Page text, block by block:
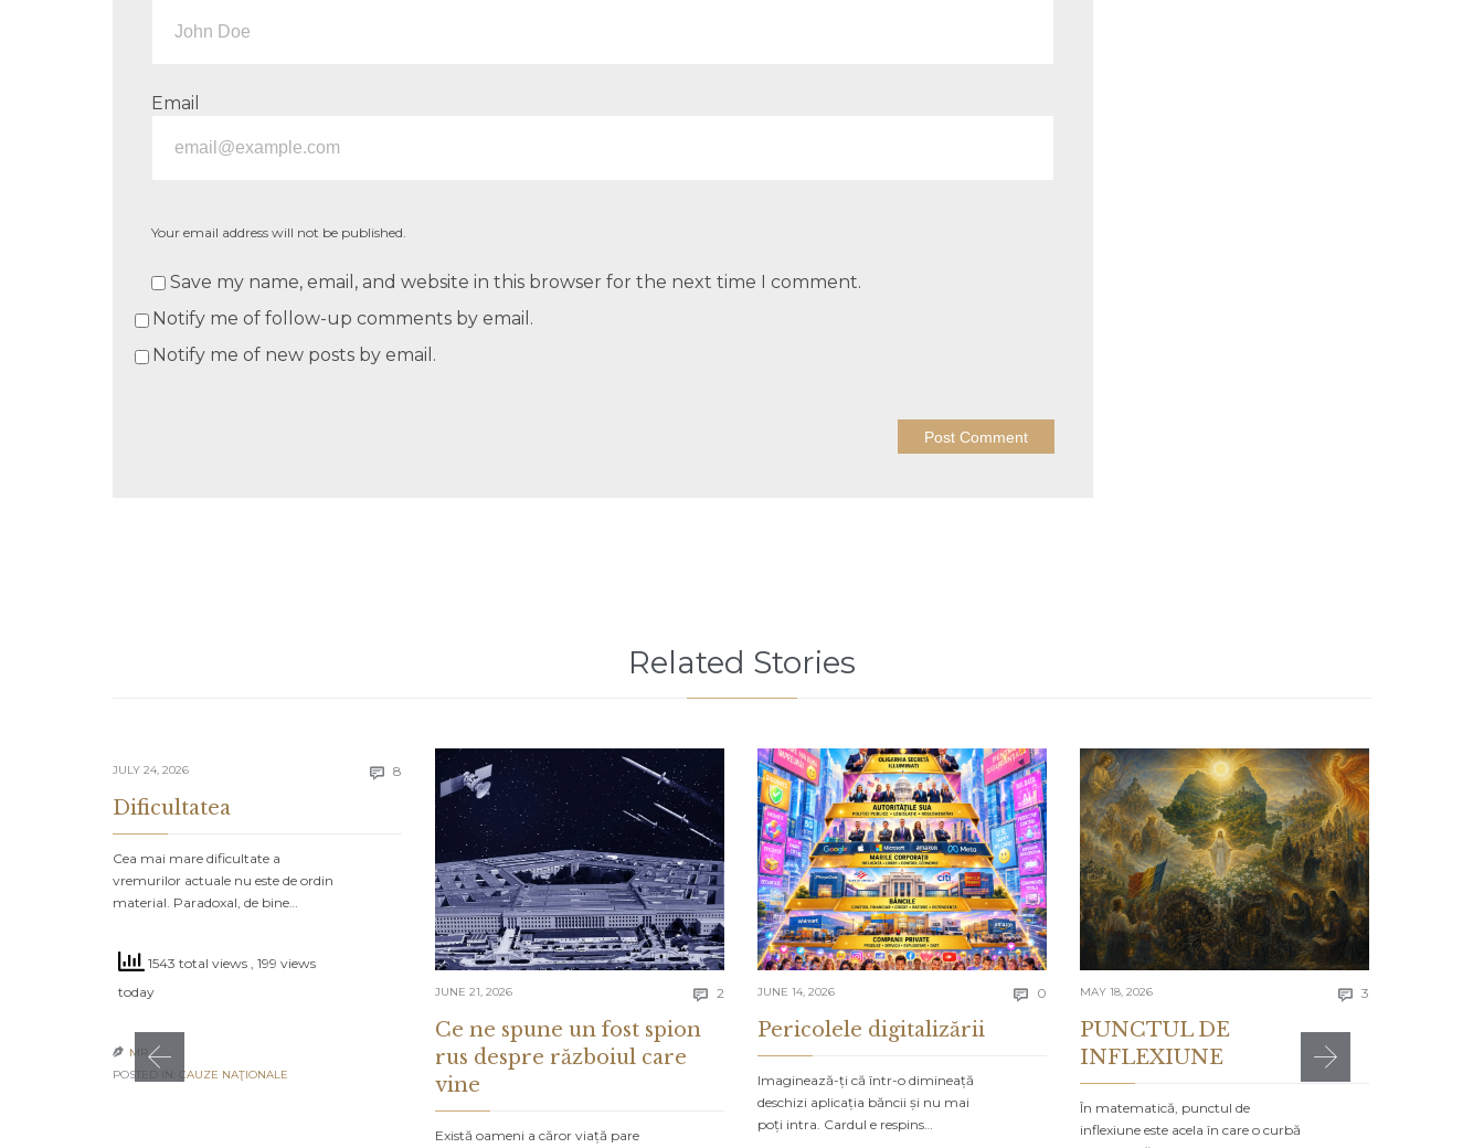
Email
Your email address will not be published.
Save my name, email, and website in this browser for the next time I comment.
Notify me of follow-up comments by email.
Notify me of new posts by email.
Related Stories
JULY 24, 2026  8 Comments
Dificultatea
Cea mai mare dificultate a
vremurilor actuale nu este de ordin
material. Paradoxal, de bine…
1543 total views , 199 views
today
 MR
POSTED IN: CAUZE NAŢIONALE
JUNE 21, 2026  2 Comments
Ce ne spune un fost spion
rus despre războiul care
vine
Există oameni a căror viață pare
JUNE 14, 2026  0 Comments
Pericolele digitalizării
Imaginează-ți că într-o dimineață
deschizi aplicația băncii și nu mai
poți intra. Cardul e respins…
MAY 18, 2026  3
PUNCTUL DE
INFLEXIUNE
În matematică, punctul de
inflexiune este acela în care o curbă